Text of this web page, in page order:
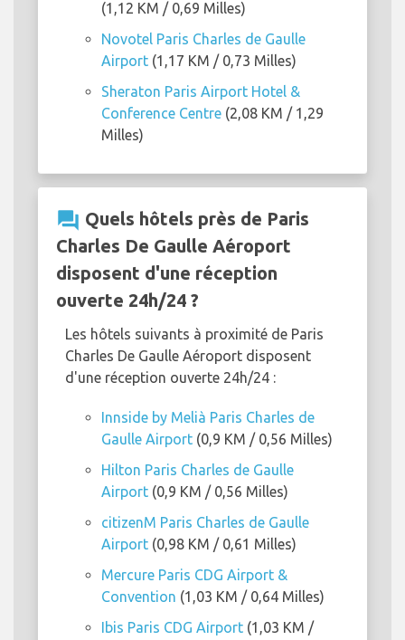
(1,12 KM / 0,69 Milles)
Novotel Paris Charles de Gaulle
Airport (1,17 KM / 0,73 Milles)
Sheraton Paris Airport Hotel &
Conference Centre (2,08 KM / 1,29
Milles)
question_answer Quels hôtels près de Paris
Charles De Gaulle Aéroport
disposent d'une réception
ouverte 24h/24 ?
Les hôtels suivants à proximité de Paris
Charles De Gaulle Aéroport disposent
d'une réception ouverte 24h/24 :
Innside by Melià Paris Charles de
Gaulle Airport (0,9 KM / 0,56 Milles)
Hilton Paris Charles de Gaulle
Airport (0,9 KM / 0,56 Milles)
citizenM Paris Charles de Gaulle
Airport (0,98 KM / 0,61 Milles)
Mercure Paris CDG Airport &
Convention (1,03 KM / 0,64 Milles)
Ibis Paris CDG Airport (1,03 KM /